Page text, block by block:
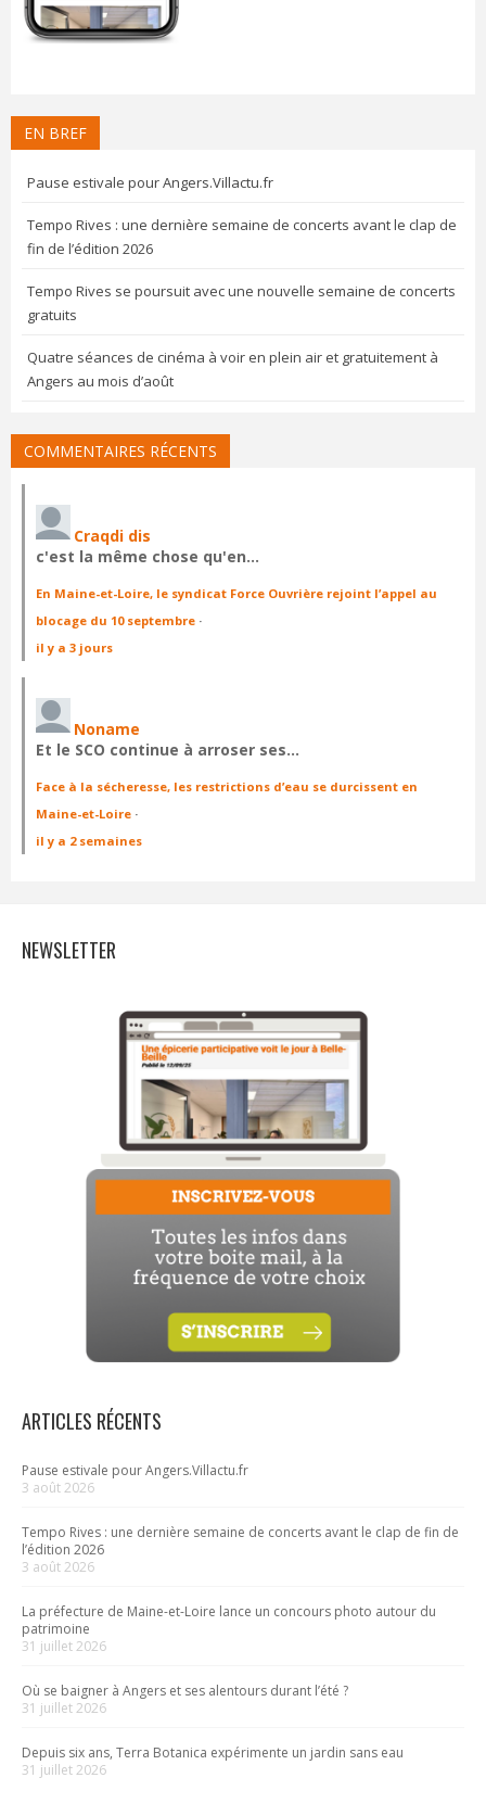
EN BREF
Pause estivale pour Angers.Villactu.fr
Tempo Rives : une dernière semaine de concerts avant le clap de
fin de l’édition 2026
Tempo Rives se poursuit avec une nouvelle semaine de concerts
gratuits
Quatre séances de cinéma à voir en plein air et gratuitement à
Angers au mois d’août
COMMENTAIRES RÉCENTS
Craqdi dis
c'est la même chose qu'en…
En Maine-et-Loire, le syndicat Force Ouvrière rejoint l’appel au
blocage du 10 septembre ·
il y a 3 jours
Noname
Et le SCO continue à arroser ses…
Face à la sécheresse, les restrictions d’eau se durcissent en
Maine-et-Loire ·
il y a 2 semaines
NEWSLETTER
ARTICLES RÉCENTS
Pause estivale pour Angers.Villactu.fr
3 août 2026
Tempo Rives : une dernière semaine de concerts avant le clap de fin de
l’édition 2026
3 août 2026
La préfecture de Maine-et-Loire lance un concours photo autour du
patrimoine
31 juillet 2026
Où se baigner à Angers et ses alentours durant l’été ?
31 juillet 2026
Depuis six ans, Terra Botanica expérimente un jardin sans eau
31 juillet 2026